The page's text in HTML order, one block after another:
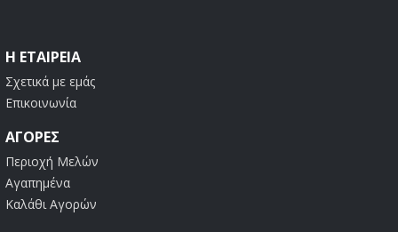
Η ΕΤΑΙΡΕΊΑ
Σχετικά με εμάς
Επικοινωνία
ΑΓΟΡΈΣ
Περιοχή Μελών
Αγαπημένα
Καλάθι Αγορών